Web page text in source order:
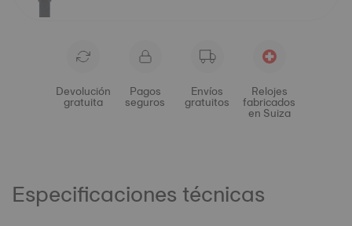
Devolución
gratuita
Pagos
seguros
Envíos
gratuitos
Relojes
fabricados
en Suiza
Especificaciones técnicas